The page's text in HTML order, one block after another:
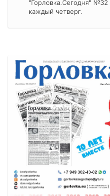
"Горловка.Сегодня" №32
каждый четверг.